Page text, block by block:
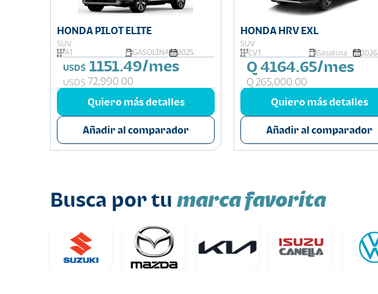
HONDA PILOT ELITE
SUV
AT
GASOLINA 2025
USD$ 1151.49/mes
USD$ 72,990.00
Quiero más detalles
Añadir al comparador
HONDA HRV EXL
SUV
CVT
Gasolina 2026
Q 4164.65/mes
Q 265,000.00
Quiero más detalles
Añadir al comparador
Busca por tu marca favorita